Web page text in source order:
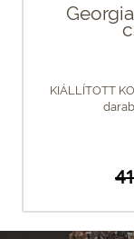
KIÁLLÍTOTT